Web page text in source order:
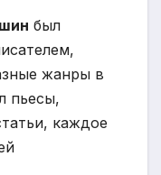
был
жанры в
пьесы,
каждое